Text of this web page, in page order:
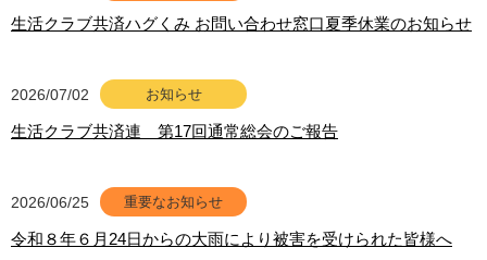
生活クラブ共済ハグくみ お問い合わせ窓口夏季休業のお知らせ
2026/07/02 お知らせ
生活クラブ共済連 第17回通常総会のご報告
2026/06/25 重要なお知らせ
令和８年６月24日からの大雨により被害を受けられた皆様へ